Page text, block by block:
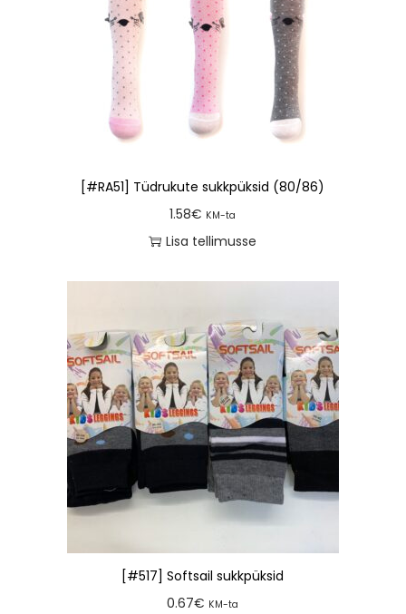
[#RA51] Tüdrukute sukkpüksid (80/86)
1.58€ KM-ta
Lisa tellimusse
[#517] Softsail sukkpüksid
0.67€ KM-ta